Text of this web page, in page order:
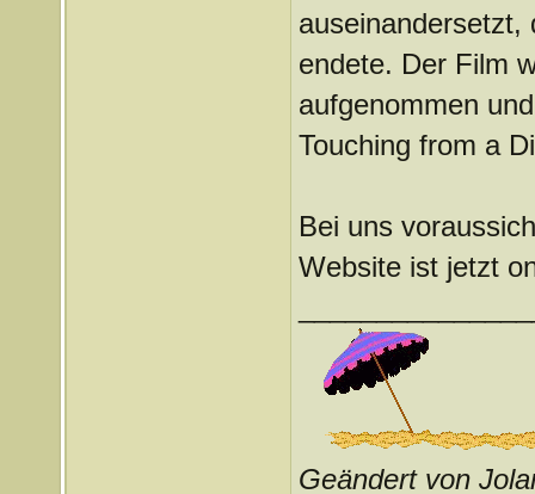
auseinandersetzt,
endete. Der Film
aufgenommen
Touching from a
Bei uns
Website ist jetzt
Geändert von